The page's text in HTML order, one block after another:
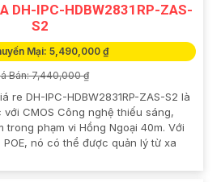
DH-IPC-HDBW2831RP-ZAS-
S2
Mại: 5,490,000 ₫
Bán: 7,440,000 ₫
re DH-IPC-HDBW2831RP-ZAS-S2 là
CMOS Công nghệ thiếu sáng,
phạm vi Hồng Ngoại 40m. Với
nó có thể được quản lý từ xa